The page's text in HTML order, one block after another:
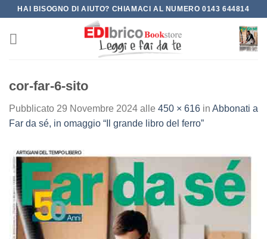
Salta
contenuti
HAI BISOGNO DI AIUTO? CHIAMACI AL NUMERO 0143 644814
cor-far-6-sito
Pubblicato 29 Novembre 2024 alle 450 × 616 in Abbonati a
Far da sé, in omaggio “Il grande libro del ferro”